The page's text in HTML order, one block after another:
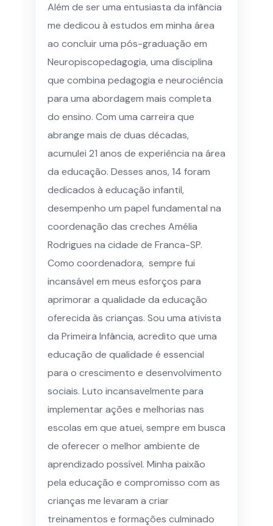
Além de ser uma entusiasta da infância
me dedicou à estudos em minha área
ao concluir uma pós-graduação em
Neuropiscopedagogia, uma disciplina
que combina pedagogia e neurociência
para uma abordagem mais completa
do ensino. Com uma carreira que
abrange mais de duas décadas,
acumulei 21 anos de experiência na área
da educação. Desses anos, 14 foram
dedicados à educação infantil,
desempenho um papel fundamental na
coordenação das creches Amélia
Rodrigues na cidade de Franca-SP.
Como coordenadora, sempre fui
incansável em meus esforços para
aprimorar a qualidade da educação
oferecida às crianças. Sou uma ativista
da Primeira Infância, acredito que uma
educação de qualidade é essencial
para o crescimento e desenvolvimento
sociais. Luto incansavelmente para
implementar ações e melhorias nas
escolas em que atuei, sempre em busca
de oferecer o melhor ambiente de
aprendizado possível. Minha paixão
pela educação e compromisso com as
crianças me levaram a criar
treinamentos e formações culminado